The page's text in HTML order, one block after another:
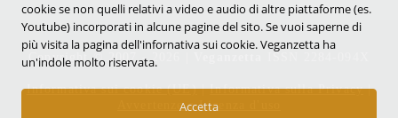
Copyright © 2007 - 2026 |
Informativa sui cookie (UE)|Informativa sulla Privacy|
Avvertenze e Licenza d'uso
cookie se non quelli relativi a video e audio di altre piattaforme (es.
Youtube) incorporati in alcune pagine del sito. Se vuoi saperne di
più visita la pagina dell'infornativa sui cookie. Veganzetta ha
un'indole molto riservata.
Accetta